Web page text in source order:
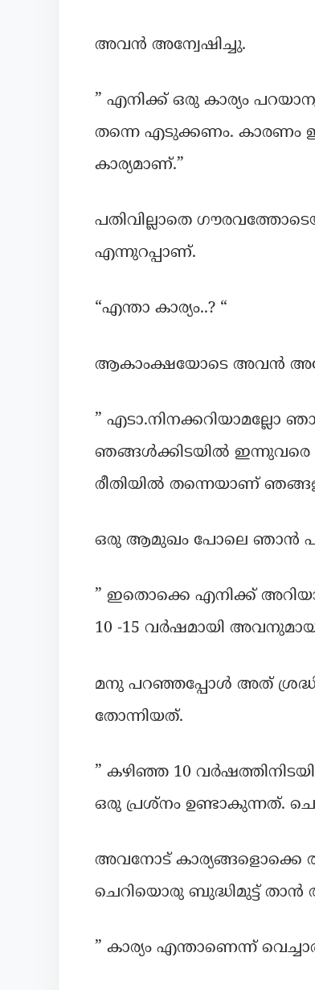
അവൻ അന്വേഷിച്ചു.
” എനിക്ക് ഒരു കാര്യം
തന്നെ എടുക്കണം. കാരണം
കാര്യമാണ്.”
പതിവില്ലാതെ
എന്നുറപ്പാണ്.
“എന്താ കാര്യം..? “
ആകാംക്ഷയോടെ അവൻ
” എടാ.നിനക്കറിയാമല്ലോ
ഞങ്ങൾക്കിടയിൽ ഇന്നുവരെ
രീതിയിൽ തന്നെയാണ്
ഒരു ആമുഖം പോലെ ഞാൻ
” ഇതൊക്കെ എനിക്ക്
10 -15 വർഷമായി
മനു പറഞ്ഞപ്പോൾ അത്
തോന്നിയത്.
” കഴിഞ്ഞ 10
ഒരു പ്രശ്നം ഉണ്ടാകുന്നത്.
അവനോട് കാര്യങ്ങളൊക്കെ
ചെറിയൊരു ബുദ്ധിമുട്ട് താൻ
” കാര്യം എന്താണെന്ന്